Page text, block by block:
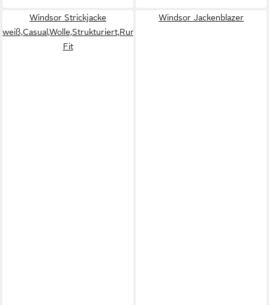
Windsor Strickjacke
weiß,Casual,Wolle,Strukturiert,Rundhals,Lang,Regular
Fit
Windsor Jackenblazer